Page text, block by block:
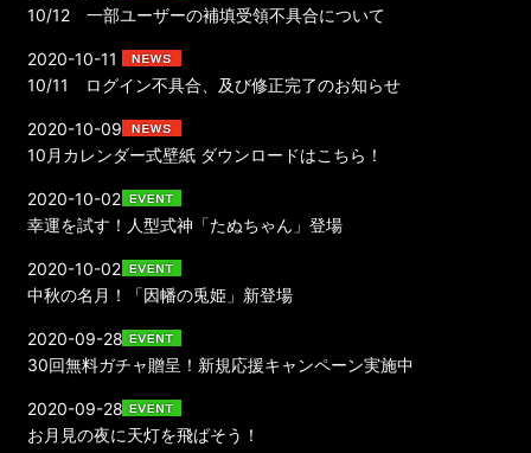
10/12 一部ユーザーの補填受領不具合について
10/11 ログイン不具合、及び修正完了のお知らせ
2020-10-11
10月カレンダー式壁紙 ダウンロードはこちら！
2020-10-09
幸運を試す！人型式神「たぬちゃん」登場
2020-10-02
中秋の名月！「因幡の兎姫」新登場
2020-10-02
30回無料ガチャ贈呈！新規応援キャンペーン実施中
2020-09-28
お月見の夜に天灯を飛ばそう！
2020-09-28